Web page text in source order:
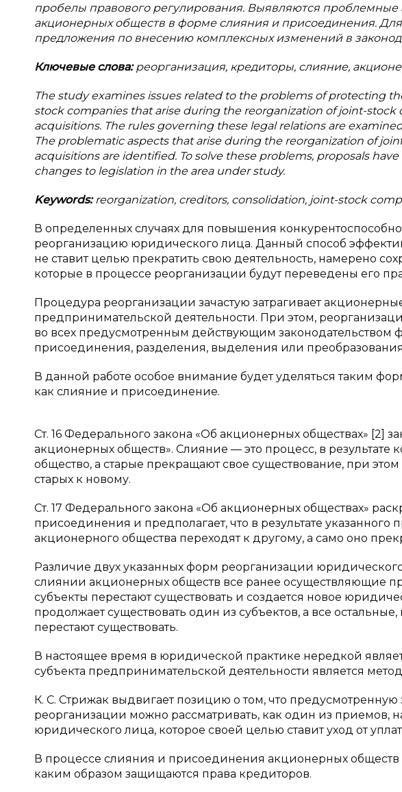
пробелы правового регулирования. Выявляются
акционерных обществ в форме слияния и присоединения.
предложения по внесению комплексных изменений в
Ключевые слова:реорганизация, кредиторы, слияние,
The study examines issues related to the problems of protecting
stock companies that arise during the reorganization of joint-
acquisitions. The rules governing these legal relations are
The problematic aspects that arise during the reorganization of
acquisitions are identified. To solve these problems, proposals
changes to legislation in the area under study.
Keywords:reorganization, creditors, consolidation, joint-stock
В определенных случаях для повышения
реорганизацию юридического лица. Данный способ
не ставит целью прекратить свою деятельность, намерено
которые в процессе реорганизации будут переведены его
Процедура реорганизации зачастую затрагивает
предпринимательской деятельности. При этом,
во всех предусмотренным действующим законодательством
присоединения, разделения, выделения или
В данной работе особое внимание будет уделяться таким
как слияние и присоединение.
Ст. 16 Федерального закона «Об акционерных обществах» [2]
акционерных обществ». Слияние — это процесс, в результате
общество, а старые прекращают свое существование, при
старых к новому.
Ст. 17 Федерального закона «Об акционерных обществах»
присоединения и предполагает, что в результате указанного
акционерного общества переходят к другому, а само оно
Различие двух указанных форм реорганизации
слиянии акционерных обществ все ранее осуществляющие
субъекты перестают существовать и создается новое
продолжает существовать один из субъектов, а все
перестают существовать.
В настоящее время в юридической практике нередкой
субъекта предпринимательской деятельности является
К. С. Стрижак выдвигает позицию о том, что предусмотренную
реорганизации можно рассматривать, как один из приемов,
юридического лица, которое своей целью ставит уход от
В процессе слияния и присоединения акционерных
каким образом защищаются права кредиторов.